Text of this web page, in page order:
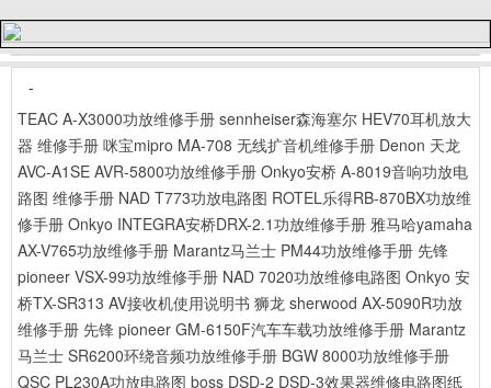
-
TEAC A-X3000功放维修手册 sennheiser森海塞尔 HEV70耳机放大
器 维修手册 咪宝mipro MA-708 无线扩音机维修手册 Denon 天龙
AVC-A1SE AVR-5800功放维修手册 Onkyo安桥 A-8019音响功放电
路图 维修手册 NAD T773功放电路图 ROTEL乐得RB-870BX功放维
修手册 Onkyo INTEGRA安桥DRX-2.1功放维修手册 雅马哈yamaha
AX-V765功放维修手册 Marantz马兰士 PM44功放维修手册 先锋
pioneer VSX-99功放维修手册 NAD 7020功放维修电路图 Onkyo 安
桥TX-SR313 AV接收机使用说明书 狮龙 sherwood AX-5090R功放
维修手册 先锋 pioneer GM-6150F汽车车载功放维修手册 Marantz
马兰士 SR6200环绕音频功放维修手册 BGW 8000功放维修手册
QSC PL230A功放电路图 boss DSD-2 DSD-3效果器维修电路图纸